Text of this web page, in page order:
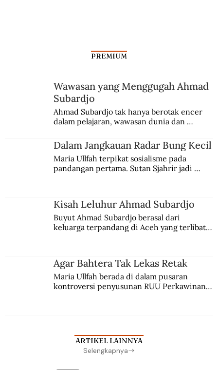
PREMIUM
Wawasan yang Menggugah Ahmad
Subardjo
Ahmad Subardjo tak hanya berotak encer
dalam pelajaran, wawasan dunia dan
Jules Verne, Multatuli, hingga Sun Yat-sen.
Dalam Jangkauan Radar Bung Kecil
Maria Ullfah terpikat sosialisme pada
pandangan pertama. Sutan Sjahrir jadi
Kisah Leluhur Ahmad Subardjo
Buyut Ahmad Subardjo berasal dari
keluarga terpandang di Aceh yang terlibat
Agar Bahtera Tak Lekas Retak
Maria Ullfah berada di dalam pusaran
kontroversi penyusunan RUU Perkawinan.
ARTIKEL LAINNYA
Selengkapnya